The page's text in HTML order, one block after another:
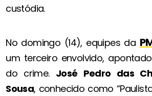
custódia.
No domingo (14), equipes da
um terceiro envolvido,
do crime. José Pedro das
Sousa, conhecido como